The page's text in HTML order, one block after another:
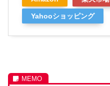
Yahooショッピング